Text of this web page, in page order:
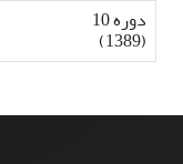
دوره 10
(1389)